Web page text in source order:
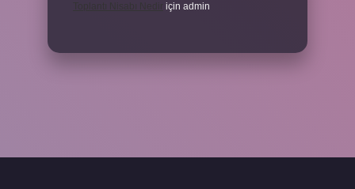
için admin